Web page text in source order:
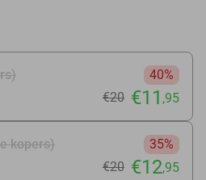
40%
€20 €11 ,95
kopers)
35%
€20 €12,95